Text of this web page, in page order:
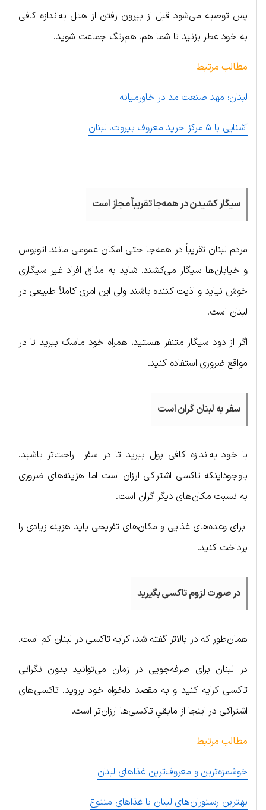
پس توصیه می‌شود قبل از بیرون رفتن از هتل به‌اندازه کافی
به خود عطر بزنید تا شما هم، هم‌رنگ جماعت شوید.
مطالب مرتبط
لبنان؛ مهد صنعت مد در خاورمیانه
آشنایی با ۵ مرکز خرید معروف بیروت، لبنان
سیگار کشیدن در همه‌جا تقریباً مجاز است
مردم لبنان تقریباً در همه‌جا حتی امکان عمومی مانند اتوبوس
و خیابان‌ها سیگار می‌کشند. شاید به مذاق افراد غیر سیگاری
خوش نیاید و اذیت کننده باشند ولی این امری کاملاً طبیعی در
لبنان است.
اگر از دود سیگار متنفر هستید، همراه خود ماسک ببرید تا در
مواقع ضروری استفاده کنید.
سفر به لبنان گران است
با خود به‌اندازه کافی پول ببرید تا در سفر راحت‌تر باشید.
باوجوداینکه تاکسی اشتراکی ارزان است اما هزینه‌های ضروری
به نسبت مکان‌های دیگر گران است.
برای وعده‌های غذایی و مکان‌های تفریحی باید هزینه زیادی را
پرداخت کنید.
در صورت لزوم تاکسی بگیرید
همان‌طور که در بالاتر گفته شد، کرایه تاکسی در لبنان کم است.
در لبنان برای صرفه‌جویی در زمان می‌توانید بدون نگرانی
تاکسی کرایه کنید و به مقصد دلخواه خود بروید. تاکسی‌های
اشتراکی در اینجا از مابقیِ تاکسی‌ها ارزان‌تر است.
مطالب مرتبط
خوشمزه‌ترین و معروف‌ترین غذاهای لبنان
بهترین رستوران‌های لبنان با غذاهای متنوع